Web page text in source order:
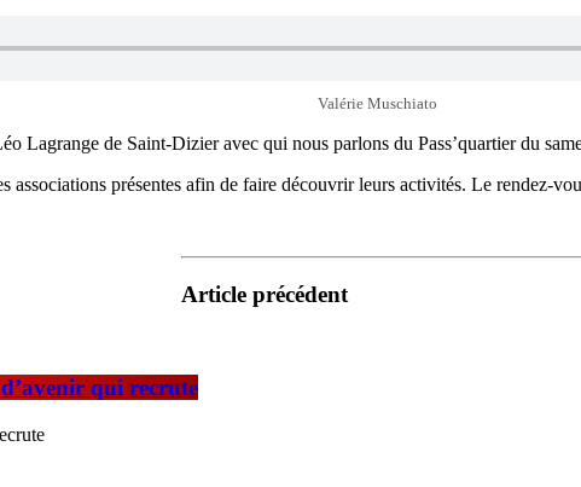
Valérie Muschiato
Lagrange de Saint-Dizier avec qui nous parlons du Pass’quartier du
associations présentes afin de faire découvrir leurs activités. Le rendez-
Article précédent
qui recrute